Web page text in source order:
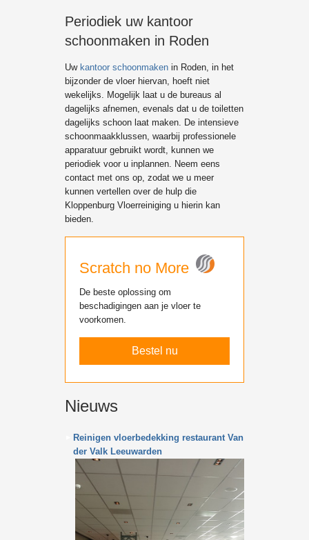
Periodiek uw kantoor
schoonmaken in Roden
Uw kantoor schoonmaken in Roden, in het
bijzonder de vloer hiervan, hoeft niet
wekelijks. Mogelijk laat u de bureaus al
dagelijks afnemen, evenals dat u de toiletten
dagelijks schoon laat maken. De intensieve
schoonmaakklussen, waarbij professionele
apparatuur gebruikt wordt, kunnen we
periodiek voor u inplannen. Neem eens
contact met ons op, zodat we u meer
kunnen vertellen over de hulp die
Kloppenburg Vloerreiniging u hierin kan
bieden.
Scratch no More
De beste oplossing om
beschadigingen aan je vloer te
voorkomen.
Bestel nu
Nieuws
Reinigen vloerbedekking restaurant Van
der Valk Leeuwarden